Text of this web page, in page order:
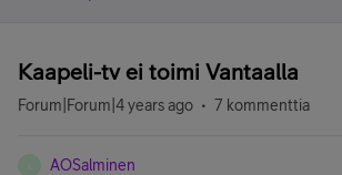
Kaapeli-tv ei toimi Vantaalla
Forum|Forum|4 years ago 7 kommenttia
AOSalminen